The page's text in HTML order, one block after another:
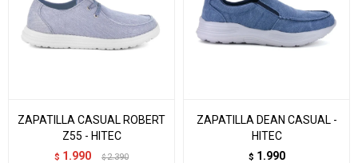
ZAPATILLA CASUAL ROBERT
Z55 - HITEC
$ 1.990 $ 2.390
ZAPATILLA DEAN CASUAL -
HITEC
$ 1.990